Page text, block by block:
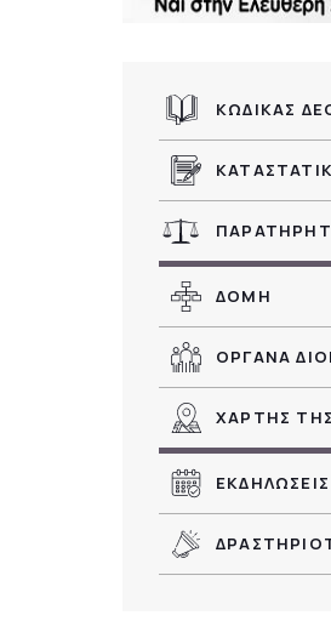
ΚΩΔΙΚΑΣ
ΔΟΜΗ
ΟΡΓΑΝΑ
ΧΑΡΤΗΣ
ΕΚΔΗΛΩΣΕΙΣ